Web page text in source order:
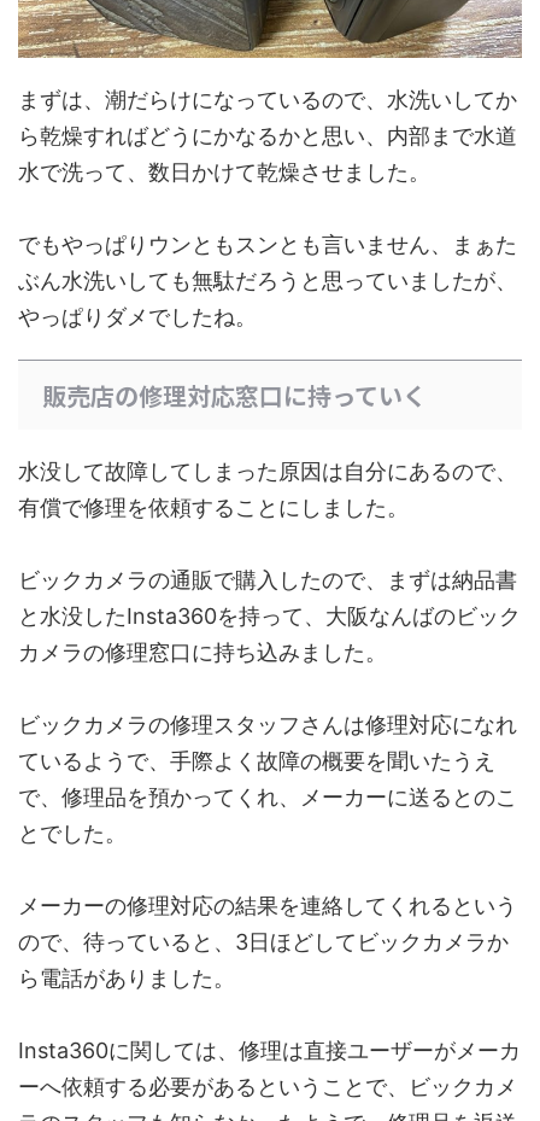
まずは、潮だらけになっているので、水洗いしてか
ら乾燥すればどうにかなるかと思い、内部まで水道
水で洗って、数日かけて乾燥させました。
でもやっぱりウンともスンとも言いません、まぁた
ぶん水洗いしても無駄だろうと思っていましたが、
やっぱりダメでしたね。
販売店の修理対応窓口に持っていく
水没して故障してしまった原因は自分にあるので、
有償で修理を依頼することにしました。
ビックカメラの通販で購入したので、まずは納品書
と水没したInsta360を持って、大阪なんばのビック
カメラの修理窓口に持ち込みました。
ビックカメラの修理スタッフさんは修理対応になれ
ているようで、手際よく故障の概要を聞いたうえ
で、修理品を預かってくれ、メーカーに送るとのこ
とでした。
メーカーの修理対応の結果を連絡してくれるという
ので、待っていると、3日ほどしてビックカメラか
ら電話がありました。
Insta360に関しては、修理は直接ユーザーがメーカ
ーへ依頼する必要があるということで、ビックカメ